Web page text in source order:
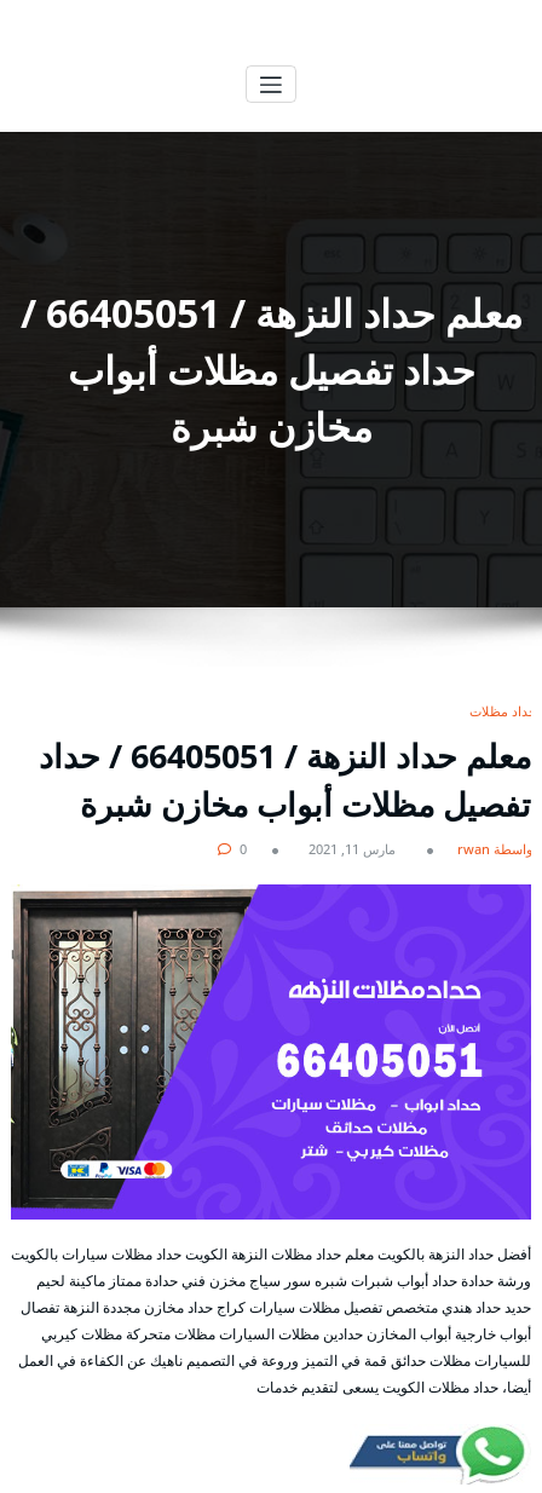
معلم حداد النزهة / 66405051 /
حداد تفصيل مظلات أبواب
مخازن شبرة
حداد مظلات
معلم حداد النزهة / 66405051 / حداد
تفصيل مظلات أبواب مخازن شبرة
بواسطة rwan مارس 11, 2021 0
أفضل حداد النزهة بالكويت معلم حداد مظلات النزهة الكويت حداد مظلات سيارات بالكويت
ورشة حدادة حداد أبواب شبرات شبره سور سياج مخزن فني حدادة ممتاز ماكينة لحيم
حديد حداد هندي متخصص تفصيل مظلات سيارات كراج حداد مخازن مجددة النزهة تفصال
أبواب خارجية أبواب المخازن حدادين مظلات السيارات مظلات متحركة مظلات كيربي
للسيارات مظلات حدائق قمة في التميز وروعة في التصميم ناهيك عن الكفاءة في العمل
أيضا، حداد مظلات الكويت يسعى لتقديم خدمات